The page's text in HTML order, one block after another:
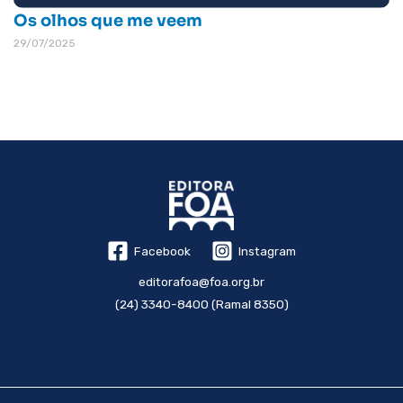
Os olhos que me veem
29/07/2025
Facebook Instagram
editorafoa@foa.org.br
(24) 3340-8400 (Ramal 8350)